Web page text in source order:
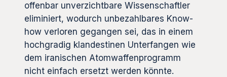
offenbar unverzichtbare Wissenschaftler
eliminiert, wodurch unbezahlbares Know-
how verloren gegangen sei, das in einem
hochgradig klandestinen Unterfangen wie
dem iranischen Atomwaffenprogramm
nicht einfach ersetzt werden könnte.